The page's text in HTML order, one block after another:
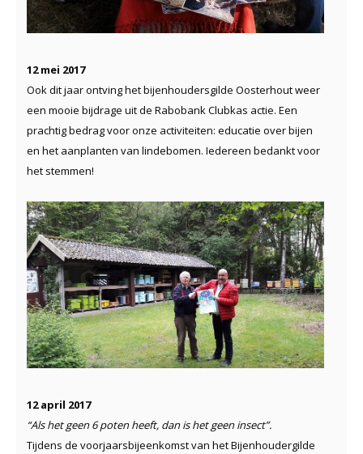
12 mei 2017
Ook dit jaar ontving het bijenhoudersgilde Oosterhout weer
een mooie bijdrage uit de Rabobank Clubkas actie. Een
prachtig bedrag voor onze activiteiten: educatie over bijen
en het aanplanten van lindebomen. Iedereen bedankt voor
het stemmen!
12 april 2017
“Als het geen 6 poten heeft, dan is het geen insect”.
Tijdens de voorjaarsbijeenkomst van het Bijenhoudergilde